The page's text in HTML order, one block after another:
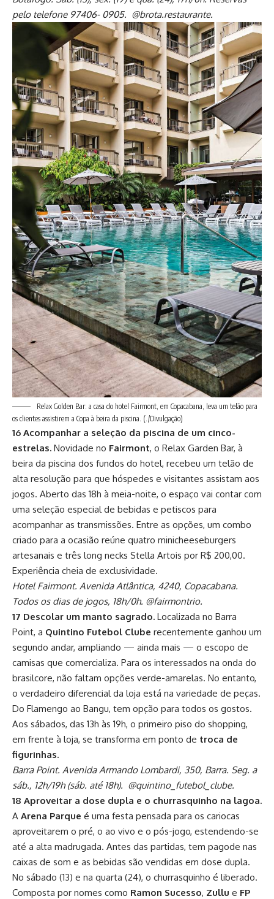
pelo telefone 97406- 0905. @brota.restaurante.
Relax Golden Bar: a casa do hotel Fairmont, em Copacabana, leva um telão para
os clientes assistirem a Copa à beira da piscina. (./Divulgação)
16 Acompanhar a seleção da piscina de um cinco-
estrelas. Novidade no Fairmont, o Relax Garden Bar, à
beira da piscina dos fundos do hotel, recebeu um telão de
alta resolução para que hóspedes e visitantes assistam aos
jogos. Aberto das 18h à meia-noite, o espaço vai contar com
uma seleção especial de bebidas e petiscos para
acompanhar as transmissões. Entre as opções, um combo
criado para a ocasião reúne quatro minicheeseburgers
artesanais e três long necks Stella Artois por R$ 200,00.
Experiência cheia de exclusividade.
Hotel Fairmont. Avenida Atlântica, 4240, Copacabana.
Todos os dias de jogos, 18h/0h. @fairmontrio.
17 Descolar um manto sagrado. Localizada no Barra
Point, a Quintino Futebol Clube recentemente ganhou um
segundo andar, ampliando — ainda mais — o escopo de
camisas que comercializa. Para os interessados na onda do
brasilcore, não faltam opções verde-amarelas. No entanto,
o verdadeiro diferencial da loja está na variedade de peças.
Do Flamengo ao Bangu, tem opção para todos os gostos.
Aos sábados, das 13h às 19h, o primeiro piso do shopping,
em frente à loja, se transforma em ponto de troca de
figurinhas.
Barra Point. Avenida Armando Lombardi, 350, Barra. Seg. a
sáb., 12h/19h (sáb. até 18h). @quintino_futebol_clube.
18 Aproveitar a dose dupla e o churrasquinho na lagoa.
A Arena Parque é uma festa pensada para os cariocas
aproveitarem o pré, o ao vivo e o pós-jogo, estendendo-se
até a alta madrugada. Antes das partidas, tem pagode nas
caixas de som e as bebidas são vendidas em dose dupla.
No sábado (13) e na quarta (24), o churrasquinho é liberado.
Composta por nomes como Ramon Sucesso, Zullu e FP